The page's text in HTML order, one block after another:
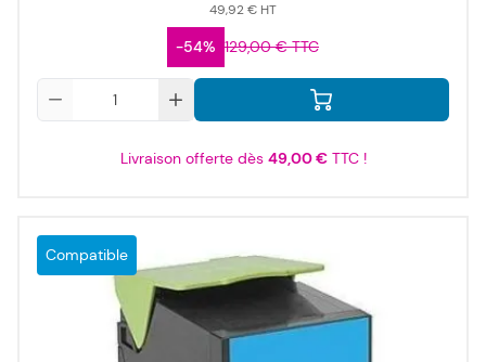
49,92 €
-54% 129,00 €
Livraison offerte dès 49,00 €TTC !
Compatible